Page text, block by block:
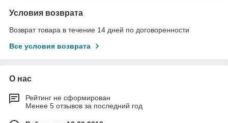
Условия возврата
Возврат товара в течение 14 дней по договоренности
Все условия возврата
О нас
Рейтинг не сформирован
Менее 5 отзывов за последний год